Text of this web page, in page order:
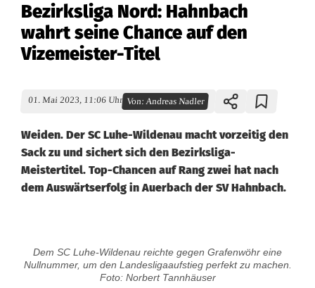
Bezirksliga Nord: Hahnbach
wahrt seine Chance auf den
Vizemeister-Titel
01. Mai 2023, 11:06 Uhr Von:Andreas Nadler
Weiden. Der SC Luhe-Wildenau macht vorzeitig den
Sack zu und sichert sich den Bezirksliga-
Meistertitel. Top-Chancen auf Rang zwei hat nach
dem Auswärtserfolg in Auerbach der SV Hahnbach.
e
Dem SC Luhe-Wildenau reichte gegen Grafenwöhr eine
Nullnummer, um den Landesligaaufstieg perfekt zu machen.
Foto: Norbert Tannhäuser